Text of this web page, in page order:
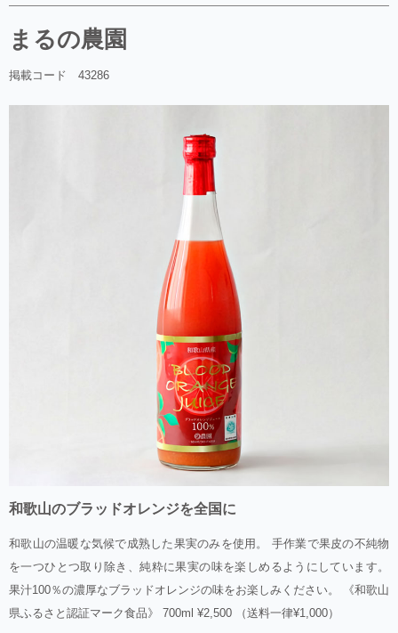
まるの農園
掲載コード 43286
和歌山のブラッドオレンジを全国に
和歌山の温暖な気候で成熟した果実のみを使用。 手作業で果皮の不純物
を一つひとつ取り除き、純粋に果実の味を楽しめるようにしています。
果汁100％の濃厚なブラッドオレンジの味をお楽しみください。 《和歌山
県ふるさと認証マーク食品》 700ml ¥2,500 （送料一律¥1,000）